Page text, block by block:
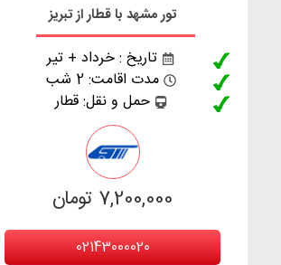
تور مشهد با قطار از تبریز
تاریخ : خرداد + تیر
مدت اقامت: 2 شب
حمل و نقل: قطار
7,200,000 تومان
02143000020